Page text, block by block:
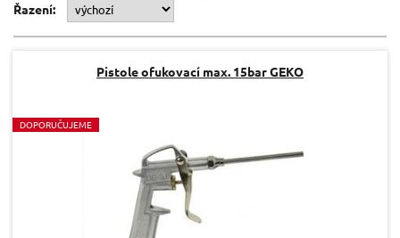
Řazení:
Pistole ofukovací max. 15bar GEKO
DOPORUČUJEME